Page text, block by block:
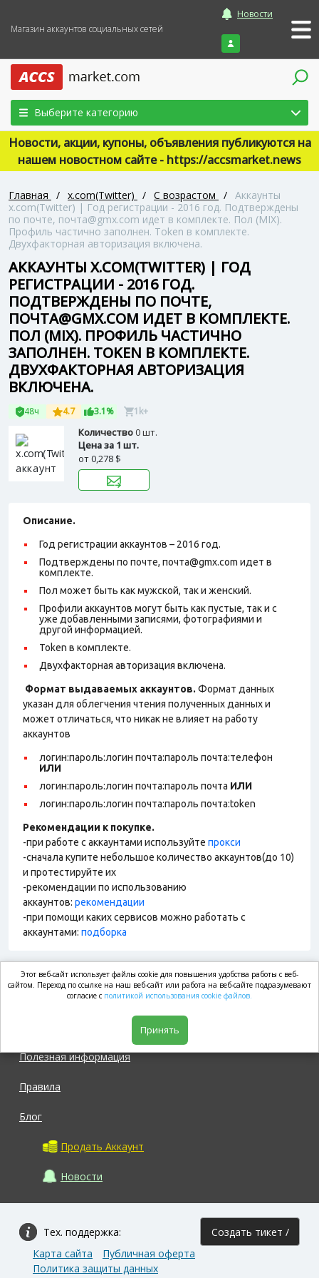
Магазин аккаунтов социальных сетей
Новости
Войти
Выберите категорию
Новости, акции, купоны, объявления публикуются на
нашем новостном сайте - https://accsmarket.news
Главная / x.com(Twitter) / С возрастом / Аккаунты
x.com(Twitter) | Год регистрации - 2016 год. Подтверждены
по почте, почта@gmx.com идет в комплекте. Пол (MIX).
Профиль частично заполнен. Token в комплекте.
Двухфакторная авторизация включена.
АККАУНТЫ X.COM(TWITTER) | ГОД
РЕГИСТРАЦИИ - 2016 ГОД.
ПОДТВЕРЖДЕНЫ ПО ПОЧТЕ,
ПОЧТА@GMX.COM ИДЕТ В КОМПЛЕКТЕ.
ПОЛ (MIX). ПРОФИЛЬ ЧАСТИЧНО
ЗАПОЛНЕН. TOKEN В КОМПЛЕКТЕ.
ДВУХФАКТОРНАЯ АВТОРИЗАЦИЯ
ВКЛЮЧЕНА.
48ч 4.7 3.1% 1k+
Количество0 шт.
Цена за 1 шт.
от0,278 $
Описание.
Год регистрации аккаунтов – 2016 год.
Подтверждены по почте, почта@gmx.com идет в
комплекте.
Пол может быть как мужской, так и женский.
Профили аккаунтов могут быть как пустые, так и с
уже добавленными записями, фотографиями и
другой информацией.
Token в комплекте.
Двухфакторная авторизация включена.
Формат выдаваемых аккаунтов. Формат данных
указан для облегчения чтения полученных данных и
может отличаться, что никак не влияет на работу
аккаунтов
логин:пароль:логин почта:пароль почта:телефон
ИЛИ
логин:пароль:логин почта:пароль почта ИЛИ
логин:пароль:логин почта:пароль почта:token
Рекомендации к покупке.
-при работе с аккаунтами используйте прокси
-сначала купите небольшое количество аккаунтов(до 10)
и протестируйте их
-рекомендации по использованию
аккаунтов: рекомендации
-при помощи каких сервисов можно работать с
аккаунтами: подборка
market.com
Полезная информация
Правила
Блог
Продать Аккаунт
Новости
Тех. поддержка: Создать тикет /
Карта сайта
Публичная оферта
Политика защиты данных
Этот веб-сайт использует файлы cookie для повышения удобства работы с веб-
сайтом. Переход по ссылке на наш веб-сайт или работа на веб-сайте подразумевают
согласие с политикой использования cookie файлов.
Принять